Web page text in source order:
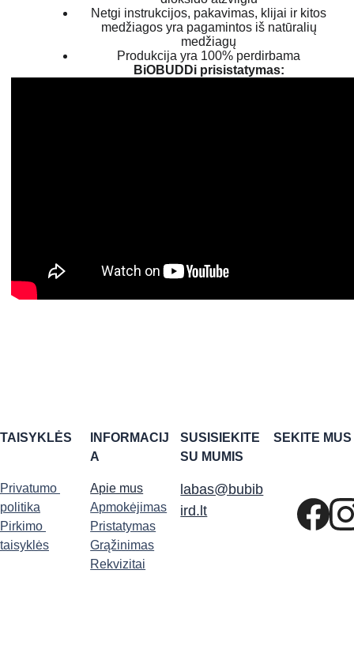
Netgi instrukcijos, pakavimas, klijai ir kitos
medžiagos yra pagamintos iš natūralių
medžiagų
Produkcija yra 100% perdirbama
BiOBUDDi prisistatymas:
Privatumo
politika
Pirkimo
taisyklės
labas@bubib
ird.lt
SUSISIEKITE
SU MUMIS
SEKITE MUS
INFORMACIJ
A
Apie mus
Apmokėjimas
Pristatymas
Grąžinimas
Rekvizitai
TAISYKLĖS